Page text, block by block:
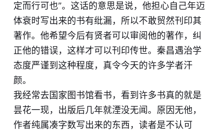
定而行可也”。这话的意思是说，他担心自己年迈
体衰时写出来的书有纰漏，所以不敢贸然刊印其
著作。他希望今后有贤者可以审阅他的著作，纠
正他的错误，这样才可以刊印传世。秦昌遇治学
态度严谨到这种程度，真令今天的许多学者汗
颜。
我经常去国家图书馆看书，看到许多书真的就是
昙花一现，出版后几年就湮没无闻。原因无他，
作者纯属凑字数写出来的东西，读者是不认可